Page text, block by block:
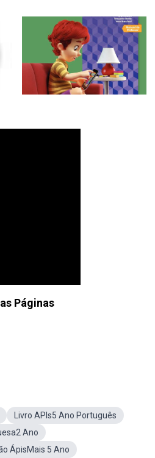
Páginas
Livro APIs5 Ano Português
Ano
ÁpisMais 5 Ano